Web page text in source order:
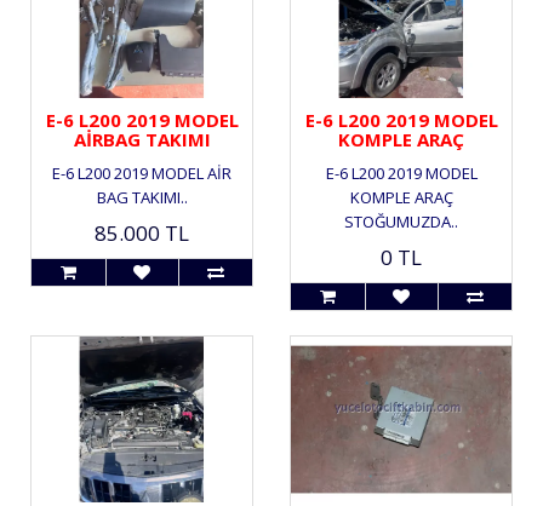
E-6 L200 2019 MODEL
AİRBAG TAKIMI
E-6 L200 2019 MODEL AİR
BAG TAKIMI..
85.000 TL
E-6 L200 2019 MODEL
KOMPLE ARAÇ
E-6 L200 2019 MODEL
KOMPLE ARAÇ
STOĞUMUZDA..
0 TL